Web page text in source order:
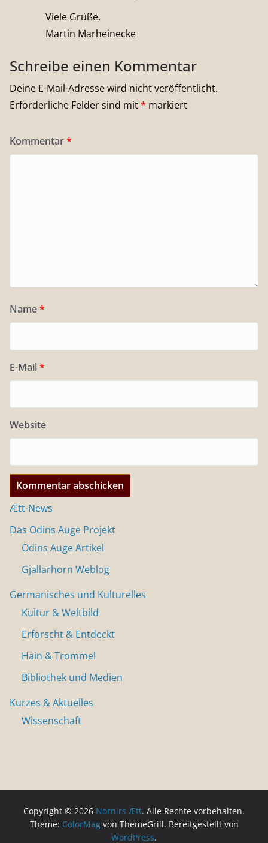
Viele Grüße,
Martin Marheinecke
Schreibe einen Kommentar
Deine E-Mail-Adresse wird nicht veröffentlicht.
Erforderliche Felder sind mit* markiert
Kommentar*
Name*
E-Mail *
Website
Ætt-News
Das Odins Auge Projekt
Odins Auge Artikel
Gjallarhorn Weblog
Germanisches und Kulturelles
Kultur & Weltbild
Erforscht & Entdeckt
Hain & Trommel
Bibliothek und Medien
Kurzes & Aktuelles
Wissenschaft
Copyright © 2026 Nornirs Ætt. Alle Rechte vorbehalten.
Theme: ColorMagvon ThemeGrill. Bereitgestellt von
WordPress.